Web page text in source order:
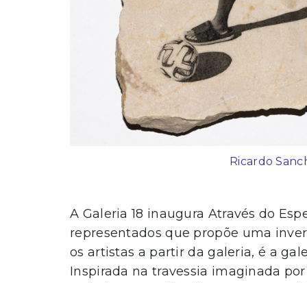
Ricardo
A Galeria 18 inaugura Através do
representados que propõe uma
os artistas a partir da galeria, é a
Inspirada na travessia imaginada